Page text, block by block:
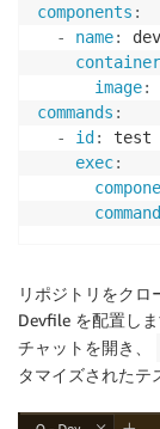
components :
-
name:
dev
container
image:
commands :
-
id :
test
exec:
リポジトリをクロ
Devfile を配置し
チャットを開き、
タマイズされたテ